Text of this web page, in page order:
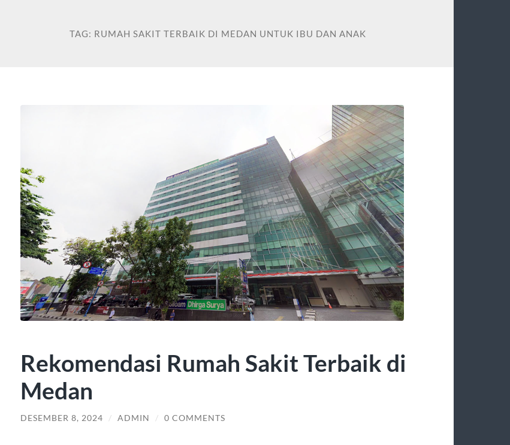
TAG: RUMAH SAKIT TERBAIK DI MEDAN UNTUK IBU DAN ANAK
Rekomendasi Rumah Sakit Terbaik di
Medan
DESEMBER 8, 2024 / ADMIN / 0 COMMENTS